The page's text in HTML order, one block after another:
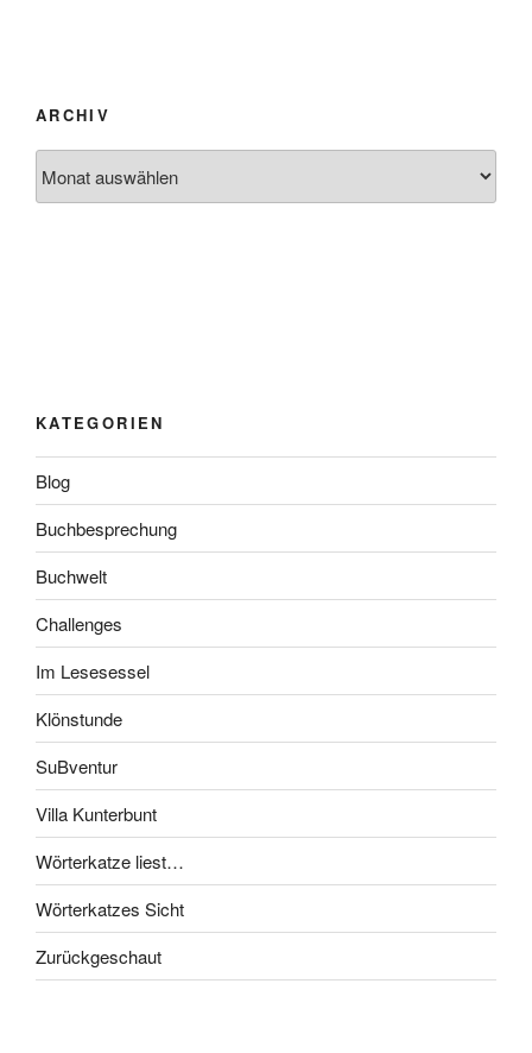
ARCHIV
KATEGORIEN
Blog
Buchbesprechung
Buchwelt
Challenges
Im Lesesessel
Klönstunde
SuBventur
Villa Kunterbunt
Wörterkatze liest…
Wörterkatzes Sicht
Zurückgeschaut